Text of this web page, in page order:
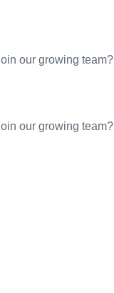
our growing team?
our growing team?